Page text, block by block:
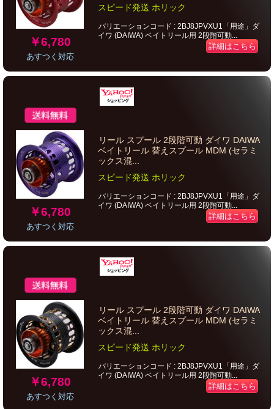
￥6,780
あすつく対応
スピード発送 ホリック
バリエーションコード : 2BJ8JPVXU1「用途」ダ
イワ (DAIWA) ベイトリール用 2段階可動...
詳細はこちら
￥6,780
あすつく対応
リール スプール 2段階可動 ダイワ DAIWA
ベイトリール 替えスプール MDM (セラミ
ックス混...
スピード発送 ホリック
バリエーションコード : 2BJ8JPVXU1「用途」ダ
イワ (DAIWA) ベイトリール用 2段階可動...
詳細はこちら
￥6,780
あすつく対応
リール スプール 2段階可動 ダイワ DAIWA
ベイトリール 替えスプール MDM (セラミ
ックス混...
スピード発送 ホリック
バリエーションコード : 2BJ8JPVXU1「用途」ダ
イワ (DAIWA) ベイトリール用 2段階可動...
詳細はこちら